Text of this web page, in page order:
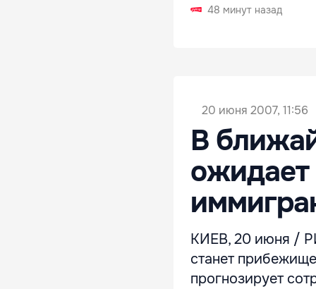
48 минут назад
20 июня 2007, 11:56
В
ожидает
КИЕВ, 20 июня /
станет
прогнозирует